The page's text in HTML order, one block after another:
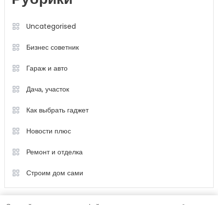
Uncategorised
Бизнес советник
Гараж и авто
Дача, участок
Как выбрать гаджет
Новости плюс
Ремонт и отделка
Строим дом сами